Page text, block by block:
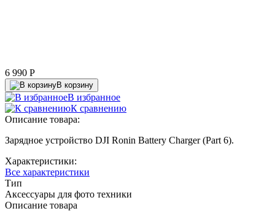
6 990 P
В корзину
В избранное
К сравнению
Описание товара:
Зарядное устройство DJI Ronin Battery Charger (Part 6).
Характеристики:
Все характеристики
Тип
Аксессуары для фото техники
Описание товара